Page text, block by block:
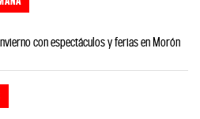
con espectáculos y ferias en Morón